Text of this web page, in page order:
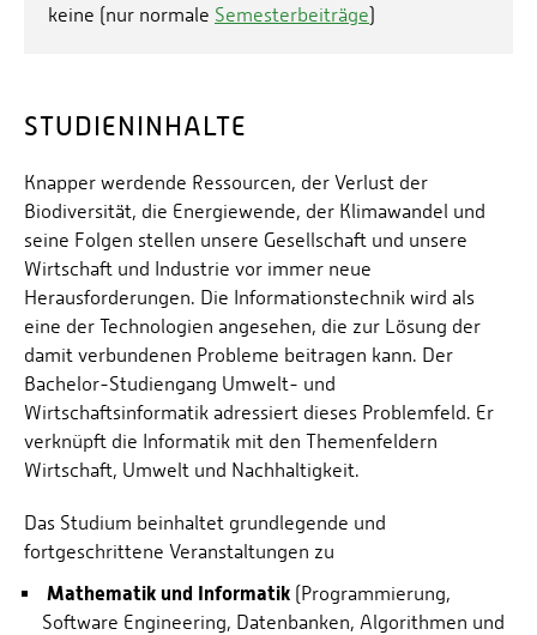
keine (nur normale Semesterbeiträge)
STUDIENINHALTE
Knapper werdende Ressourcen, der Verlust der
Biodiversität, die Energiewende, der Klimawandel und
seine Folgen stellen unsere Gesellschaft und unsere
Wirtschaft und Industrie vor immer neue
Herausforderungen. Die Informationstechnik wird als
eine der Technologien angesehen, die zur Lösung der
damit verbundenen Probleme beitragen kann. Der
Bachelor-Studiengang Umwelt- und
Wirtschaftsinformatik adressiert dieses Problemfeld. Er
verknüpft die Informatik mit den Themenfeldern
Wirtschaft, Umwelt und Nachhaltigkeit.
Das Studium beinhaltet grundlegende und
fortgeschrittene Veranstaltungen zu
Mathematik und Informatik (Programmierung,
Software Engineering, Datenbanken, Algorithmen und